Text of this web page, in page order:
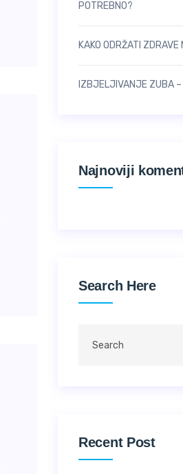
POTREBNO?
KAKO ODRŽATI
IZBJELJIVANJE ZUBA –
Najnoviji
Search Here
Recent Post